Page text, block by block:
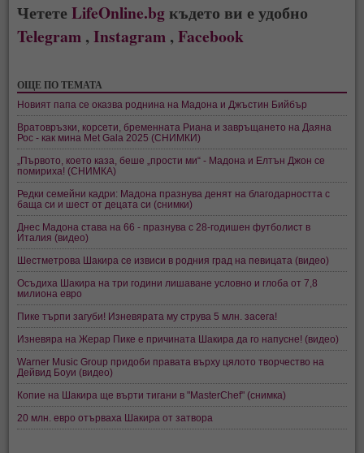
ЧететеLifeOnline.bgкъдето ви е удобно
Telegram ,Instagram ,Facebook
ОЩЕ ПО ТЕМАТА
Новият папа се оказва роднина на Мадона и Джъстин Бийбър
Вратовръзки, корсети, бременната Риана и завръщането на Даяна
Рос - как мина Met Gala 2025 (СНИМКИ)
„Първото, което каза, беше „прости ми“ - Мадона и Елтън Джон се
помириха! (СНИМКА)
Редки семейни кадри: Мадона празнува денят на благодарността с
баща си и шест от децата си (снимки)
Днес Мадона става на 66 - празнува с 28-годишен футболист в
Италия (видео)
Шестметрова Шакира се извиси в родния град на певицата (видео)
Oсъдиха Шакира на три години лишаване условно и глоба от 7,8
милиона евро
Пике търпи загуби! Изневярата му струва 5 млн. засега!
Изневяра на Жерар Пике е причината Шакира да го напусне! (видео)
Warner Music Group придоби правата върху цялото творчество на
Дейвид Боуи (видео)
Копие на Шакира ще върти тигани в "MasterChef" (снимка)
20 млн. евро отърваха Шакира от затвора